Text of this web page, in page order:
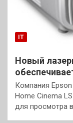
IT
Новый
Компания
Home Cinema
для просмотра